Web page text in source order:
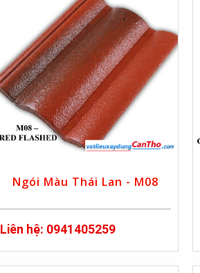
Ngói Màu Thái Lan - M08
Liên hệ: 0941405259